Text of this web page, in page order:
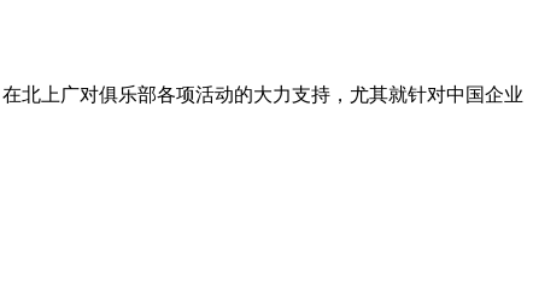
北上广对俱乐部各项活动的大力支持，尤其就针对中国企业